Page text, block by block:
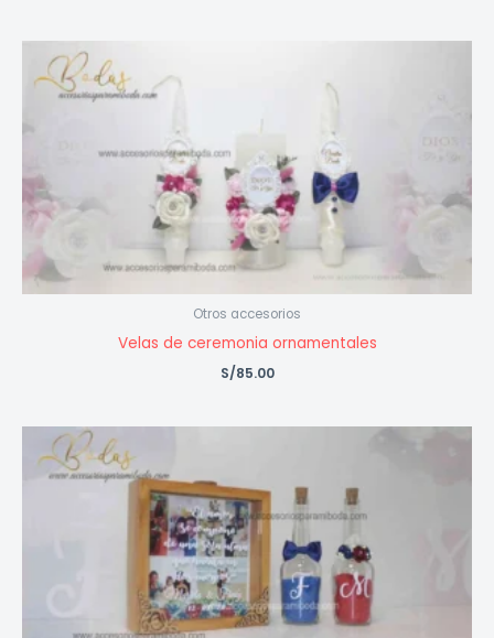
Otros accesorios
Velas de ceremonia ornamentales
S/85.00